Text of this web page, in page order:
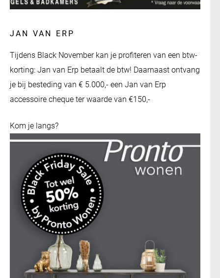
JAN VAN ERP
Tijdens Black November kan je profiteren van een btw-
korting: Jan van Erp betaalt de btw! Daarnaast ontvang
je bij besteding van € 5.000,- een Jan van Erp
accessoire cheque ter waarde van €150,-
Kom je langs?